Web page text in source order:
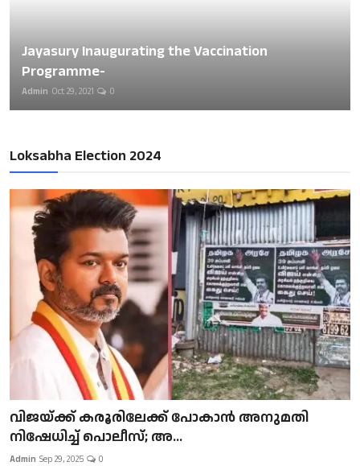
Jayasury Inaugurating the Vaccination
Programme-
Admin Oct 29, 2021 0
Loksabha Election 2024
വിജയ്ക്ക് കരൂരിലേക്ക് പോകാൻ അനുമതി
നിഷേധിച്ച് പൊലീസ്; അ...
Admin Sep 29, 2025 0